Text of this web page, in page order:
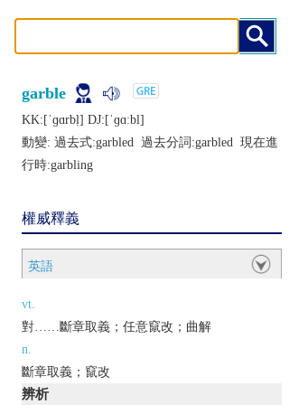
garble
KK:[ˈɡɑrbḷ] DJ:[ˈɡɑːbl]
動變: 過去式:garbled 過去分詞:garbled 現在進
行時:garbling
權威釋義
英語
vt.
對……斷章取義；任意竄改；曲解
n.
斷章取義；竄改
辨析